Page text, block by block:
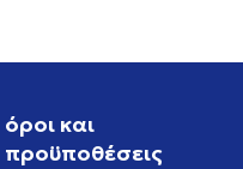
όροι και
προϋποθέσεις